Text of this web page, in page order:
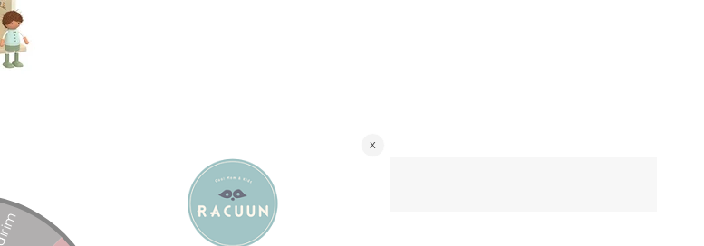
ÖDEME SEÇENEKLERIÜRÜN ÖNERILERI